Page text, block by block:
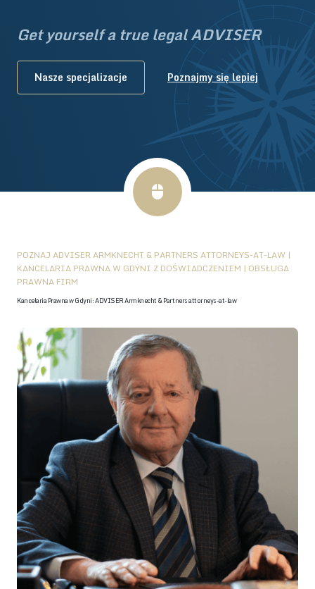
Get yourself a true legal ADVISER
Nasze specjalizacje Poznajmy się lepiej
POZNAJ ADVISER ARMKNECHT & PARTNERS ATTORNEYS-AT-LAW |
KANCELARIA PRAWNA W GDYNI Z DOŚWIADCZENIEM | OBSŁUGA
PRAWNA FIRM
Kancelaria Prawna w Gdyni: ADVISER Armknecht & Partners attorneys-at-law